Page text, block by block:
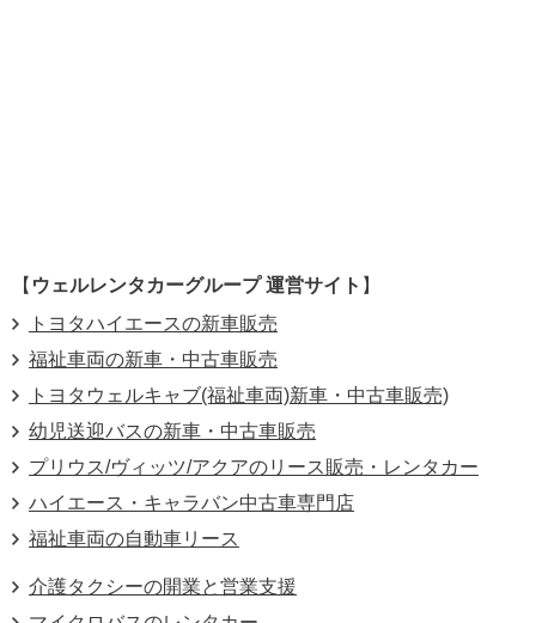
【 ウェルレンタカーグループ 運営サイト 】
トヨタハイエースの新車販売
福祉車両の新車・中古車販売
トヨタウェルキャブ(福祉車両)新車・中古車販売)
幼児送迎バスの新車・中古車販売
プリウス/ヴィッツ/アクアのリース販売・レンタカー
ハイエース・キャラバン中古車専門店
福祉車両の自動車リース
介護タクシーの開業と営業支援